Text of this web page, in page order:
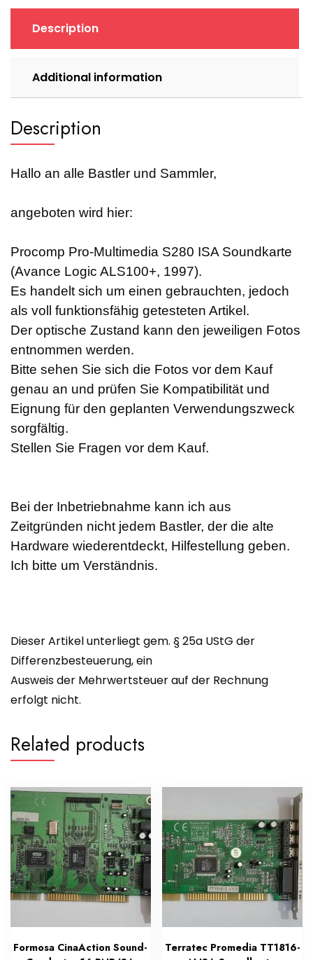
1997)
quantity
Description
Additional information
Description
Hallo an alle Bastler und Sammler,
angeboten wird hier:
Procomp Pro-Multimedia S280 ISA Soundkarte
(Avance Logic ALS100+, 1997).
Es handelt sich um einen gebrauchten, jedoch
als voll funktionsfähig getesteten Artikel.
Der optische Zustand kann den jeweiligen Fotos
entnommen werden.
Bitte sehen Sie sich die Fotos vor dem Kauf
genau an und prüfen Sie Kompatibilität und
Eignung für den geplanten Verwendungszweck
sorgfältig.
Stellen Sie Fragen vor dem Kauf.
Bei der Inbetriebnahme kann ich aus
Zeitgründen nicht jedem Bastler, der die alte
Hardware wiederentdeckt, Hilfestellung geben.
Ich bitte um Verständnis.
Dieser Artikel unterliegt gem. § 25a UStG der
Differenzbesteuerung, ein
Ausweis der Mehrwertsteuer auf der Rechnung
erfolgt nicht.
Related products
Formosa CinaAction Sound-
Terratec Promedia TT1816-